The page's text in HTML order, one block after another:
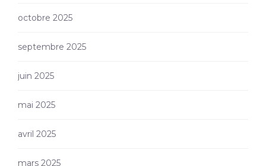
octobre 2025
septembre 2025
juin 2025
mai 2025
avril 2025
mars 2025